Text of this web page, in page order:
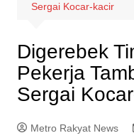
Sergai Kocar-kacir
Digerebek
Pekerja
Sergai
Metro Rakyat News